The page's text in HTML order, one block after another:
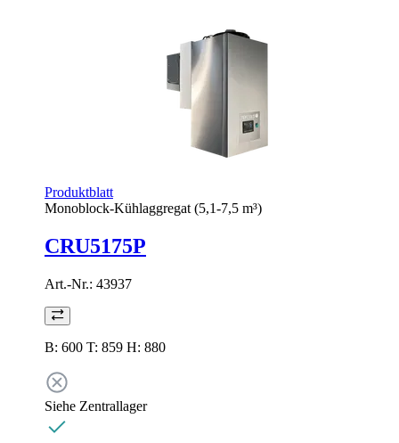
Produktblatt
Monoblock-Kühlaggregat (5,1-7,5 m³)
CRU5175P
Art.-Nr.: 43937
B: 600 T: 859 H: 880
Siehe Zentrallager